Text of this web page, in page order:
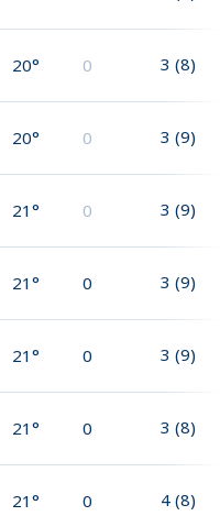
20° 0 3 (8)
20° 0 3 (9)
21° 0 3 (9)
21° 0 3 (9)
21° 0 3 (9)
21° 0 3 (8)
21° 0 4 (8)